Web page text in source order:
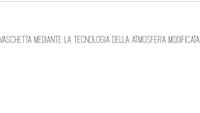
mediante la tecnologia della atmosfera modificata.